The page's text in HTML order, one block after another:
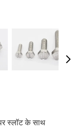
स्लॉट के साथ